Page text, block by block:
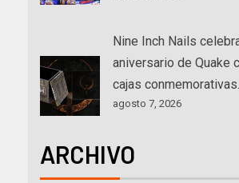
Nine Inch Nails
aniversario de Quake
cajas
agosto 7, 2026
ARCHIVO